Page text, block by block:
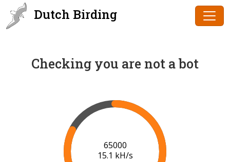
Dutch Birding
Checking you are not a bot
68000
15.3 kH/s